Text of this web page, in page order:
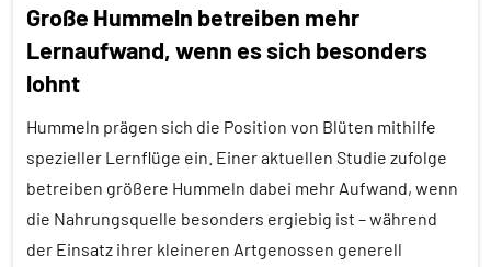
Artikel
Forschung
aktuell
Insekten
Lernen
und
Kognition
Wirbellose
Große Hummeln betreiben mehr
Lernaufwand, wenn es sich besonders
lohnt
Hummeln prägen sich die Position von Blüten mithilfe
spezieller Lernflüge ein. Einer aktuellen Studie zufolge
betreiben größere Hummeln dabei mehr Aufwand, wenn
die Nahrungsquelle besonders ergiebig ist – während
der Einsatz ihrer kleineren Artgenossen generell